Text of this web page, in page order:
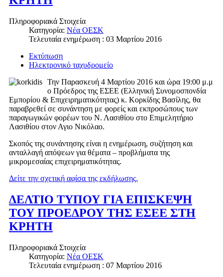
Πληροφοριακά Στοιχεία
Κατηγορία: Νέα ΟΕΣΚ
Τελευταία ενημέρωση : 03 Μαρτίου 2016
Εκτύπωση
Ηλεκτρονικό ταχυδρομείο
Την Παρασκευή 4 Μαρτίου 2016 και ώρα 19:00 μ.μ
ο Πρόεδρος της ΕΣΕΕ (Ελληνική Συνομοσπονδία
Εμπορίου & Επιχειρηματικότητας) κ. Κορκίδης Βασίλης, θα
παραβρεθεί σε συνάντηση με φορείς και εκπροσώπους των
παραγωγικών φορέων του Ν. Λασιθίου στο Επιμελητήριο
Λασιθίου στον Αγιο Νικόλαο.
Σκοπός της συνάντησης είναι η ενημέρωση, συζήτηση και
ανταλλαγή απόψεων για θέματα – προβλήματα της
μικρομεσαίας επιχειρηματικότητας.
Δείτε την σχετική αφίσα της εκδήλωσης.
ΔΕΛΤΙΟ ΤΥΠΟΥ ΓΙΑ ΕΠΙΣΚΕΨΗ
ΤΟΥ ΠΡΟΕΔΡΟΥ ΤΗΣ ΕΣΕΕ ΣΤΗ
ΚΡΗΤΗ
Πληροφοριακά Στοιχεία
Κατηγορία: Νέα ΟΕΣΚ
Τελευταία ενημέρωση : 07 Μαρτίου 2016